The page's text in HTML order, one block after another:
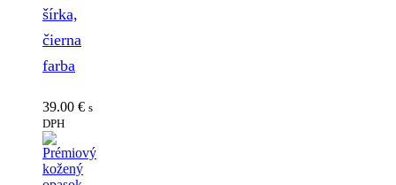
šírka,
čierna
farba
39.00 € s
DPH